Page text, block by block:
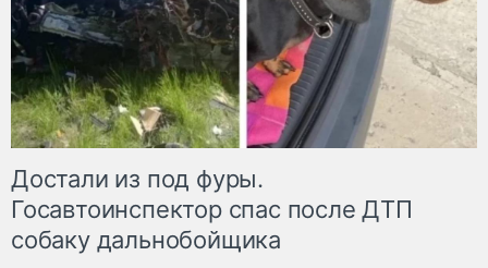
Достали из под фуры.
Госавтоинспектор спас после ДТП
собаку дальнобойщика